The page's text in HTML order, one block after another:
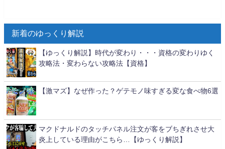
新着のゆっくり解説
【ゆっくり解説】時代が変わり・・・資格の変わりゆく
攻略法・変わらない攻略法【資格】
【激マズ】なぜ作った？ゲテモノ味すぎる変な食べ物6選
マクドナルドのタッチパネル注文が客をブちぎれさせ大
炎上している理由がこちら…【ゆっくり解説】